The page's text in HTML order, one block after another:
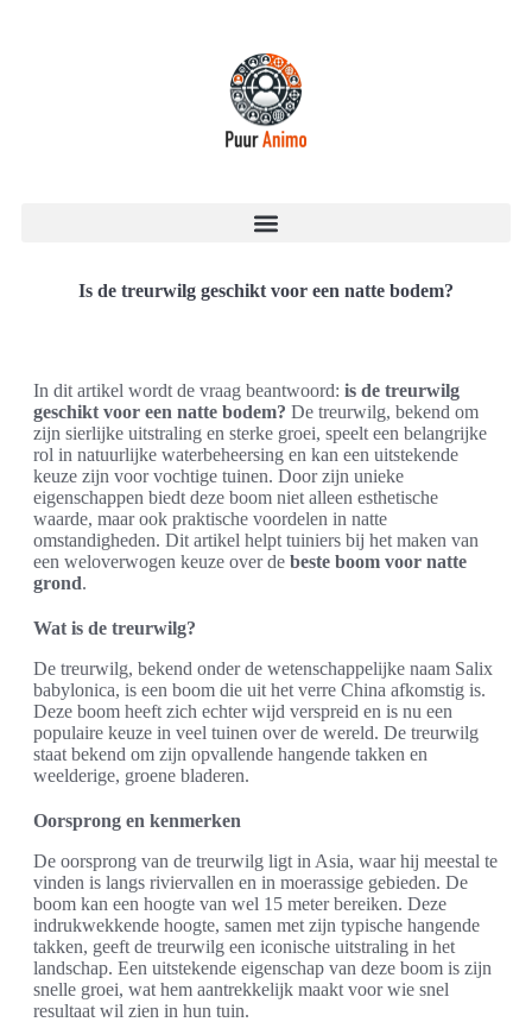
Is de treurwilg geschikt voor een natte bodem?
In dit artikel wordt de vraag beantwoord: is de treurwilg
geschikt voor een natte bodem? De treurwilg, bekend om
zijn sierlijke uitstraling en sterke groei, speelt een belangrijke
rol in natuurlijke waterbeheersing en kan een uitstekende
keuze zijn voor vochtige tuinen. Door zijn unieke
eigenschappen biedt deze boom niet alleen esthetische
waarde, maar ook praktische voordelen in natte
omstandigheden. Dit artikel helpt tuiniers bij het maken van
een weloverwogen keuze over de beste boom voor natte
grond.
Wat is de treurwilg?
De treurwilg, bekend onder de wetenschappelijke naam Salix
babylonica, is een boom die uit het verre China afkomstig is.
Deze boom heeft zich echter wijd verspreid en is nu een
populaire keuze in veel tuinen over de wereld. De treurwilg
staat bekend om zijn opvallende hangende takken en
weelderige, groene bladeren.
Oorsprong en kenmerken
De oorsprong van de treurwilg ligt in Asia, waar hij meestal te
vinden is langs riviervallen en in moerassige gebieden. De
boom kan een hoogte van wel 15 meter bereiken. Deze
indrukwekkende hoogte, samen met zijn typische hangende
takken, geeft de treurwilg een iconische uitstraling in het
landschap. Een uitstekende eigenschap van deze boom is zijn
snelle groei, wat hem aantrekkelijk maakt voor wie snel
resultaat wil zien in hun tuin.